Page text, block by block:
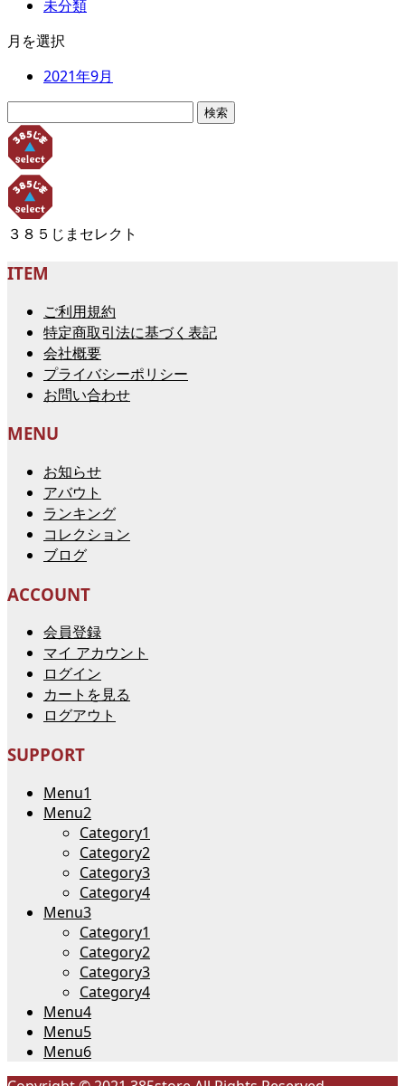
未分類
月を選択
2021年9月
索:
３８５じまセレクト
ITEM
ご利用規約
特定商取引法に基づく表記
会社概要
プライバシーポリシー
お問い合わせ
MENU
お知らせ
アバウト
ランキング
コレクション
ブログ
ACCOUNT
会員登録
マイ アカウント
ログイン
カートを見る
ログアウト
SUPPORT
Menu1
Menu2
Category1
Category2
Category3
Category4
Menu3
Category1
Category2
Category3
Category4
Menu4
Menu5
Menu6